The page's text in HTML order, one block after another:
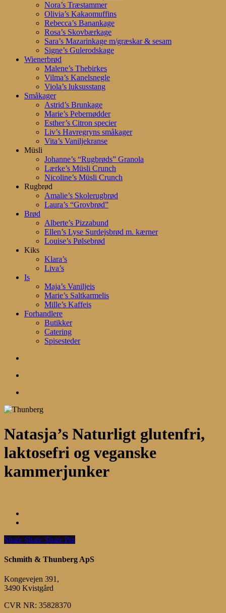
Nora’s Træstammer
Olivia’s Kakaomuffins
Rebecca’s Banankage
Rosa’s Skovbærkage
Sara’s Mazarinkage m/græskar & sesam
Signe’s Gulerodskage
Wienerbrød
Malene’s Thebirkes
Vilma’s Kanelsnegle
Viola’s luksusstang
Småkager
Astrid’s Brunkage
Marie’s Pebernødder
Esther’s Citron specier
Liv’s Havregryns småkager
Vita’s Vaniljekranse
Müsli
Johanne’s “Rugbrøds” Granola
Lærke’s Müsli Crunch
Nicoline’s Müsli Crunch
Rugbrød
Amalie’s Skolerugbrød
Laura’s “Grovbrød”
Brød
Alberte’s Pizzabund
Ellen’s Lyse Surdejsbrød m. kærner
Louise’s Pølsebrød
Kiks
Klara’s
Liva’s
Is
Maja’s Vaniljeis
Marie’s Saltkarmelis
Mille’s Kaffeis
Forhandlere
Butikker
Catering
Spisesteder
Natasja’s Naturligt glutenfri,
laktosefri og veganske
kammerjunker
Share
Share Share Share Pin
Schmith & Thunberg ApS
Kongevejen 391,
3490 Kvistgård
CVR NR: 35828370